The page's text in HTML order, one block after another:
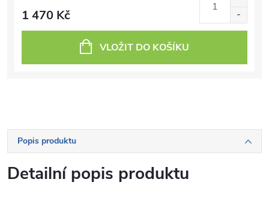
1 470 Kč
VLOŽIT DO KOŠÍKU
Popis produktu
Detailní popis produktu